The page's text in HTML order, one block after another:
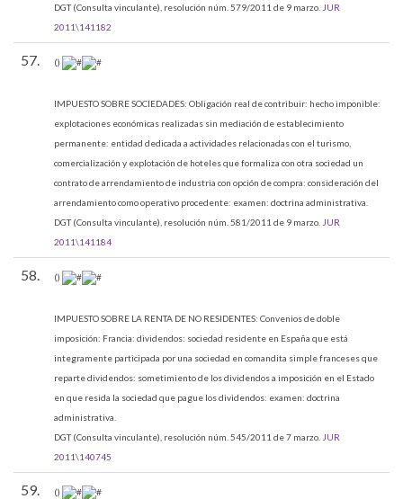
DGT (Consulta vinculante), resolución núm. 579/2011 de 9 marzo. JUR
2011\141182
57. ()
IMPUESTO SOBRE SOCIEDADES: Obligación real de contribuir: hecho imponible:
explotaciones económicas realizadas sin mediación de establecimiento
permanente: entidad dedicada a actividades relacionadas con el turismo,
comercialización y explotación de hoteles que formaliza con otra sociedad un
contrato de arrendamiento de industria con opción de compra: consideración del
arrendamiento como operativo procedente: examen: doctrina administrativa.
DGT (Consulta vinculante), resolución núm. 581/2011 de 9 marzo. JUR
2011\141184
58. ()
IMPUESTO SOBRE LA RENTA DE NO RESIDENTES: Convenios de doble
imposición: Francia: dividendos: sociedad residente en España que está
integramente participada por una sociedad en comandita simple franceses que
reparte dividendos: sometimiento de los dividendos a imposición en el Estado
en que resida la sociedad que pague los dividendos: examen: doctrina
administrativa.
DGT (Consulta vinculante), resolución núm. 545/2011 de 7 marzo. JUR
2011\140745
59. ()